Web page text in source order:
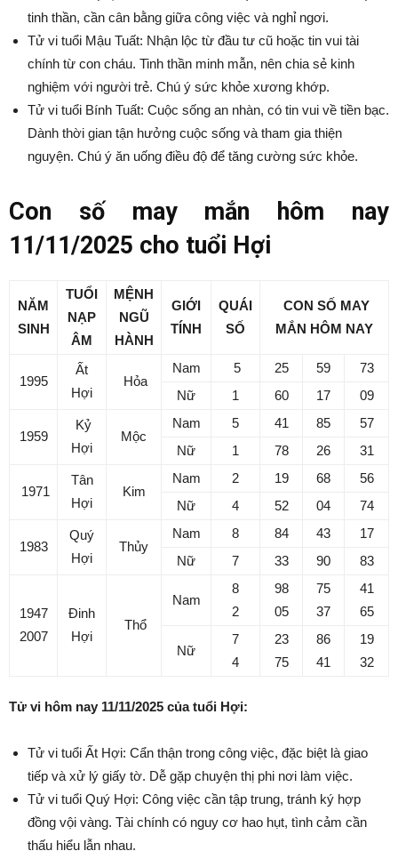
tinh thần, cần cân bằng giữa công việc và nghỉ ngơi.
Tử vi tuổi Mậu Tuất: Nhận lộc từ đầu tư cũ hoặc tin vui tài
chính từ con cháu. Tinh thần minh mẫn, nên chia sẻ kinh
nghiệm với người trẻ. Chú ý sức khỏe xương khớp.
Tử vi tuổi Bính Tuất: Cuộc sống an nhàn, có tin vui về tiền bạc.
Dành thời gian tận hưởng cuộc sống và tham gia thiện
nguyện. Chú ý ăn uống điều độ để tăng cường sức khỏe.
Con số may mắn hôm nay
11/11/2025 cho tuổi Hợi
NĂM
SINH
TUỔI
NẠP
ÂM
MỆNH
NGŨ
HÀNH
GIỚI
TÍNH
QUÁI
SỐ
CON SỐ MAY
MẮN HÔM NAY
1995
Ất
Hợi
Hỏa
Nam 5 25 59
73
Nữ
1 60 17 09
1959
Kỷ
Hợi
Mộc
Nam 5 41 85
57
Nữ
1 78 26 31
1971
Tân
Hợi
Kim
Nam 2 19 68
56
Nữ
4 52 04 74
1983
Quý
Hợi
Thủy
Nam 8 84 43
17
Nữ
7 33 90 83
1947
2007
Đinh
Hợi
Thổ
Nam
8
2
98
05
75
37
41
65
Nữ
7
4
23
75
86
41
19
32
Tử vi hôm nay 11/11/2025 của tuổi Hợi:
Tử vi tuổi Ất Hợi: Cẩn thận trong công việc, đặc biệt là giao
tiếp và xử lý giấy tờ. Dễ gặp chuyện thị phi nơi làm việc.
Tử vi tuổi Quý Hợi: Công việc cần tập trung, tránh ký hợp
đồng vội vàng. Tài chính có nguy cơ hao hụt, tình cảm cần
thấu hiểu lẫn nhau.